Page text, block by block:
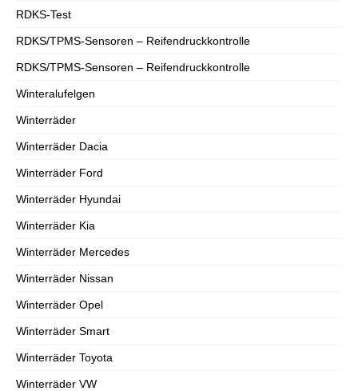
RDKS-Test
RDKS/TPMS-Sensoren – Reifendruckkontrolle
RDKS/TPMS-Sensoren – Reifendruckkontrolle
Winteralufelgen
Winterräder
Winterräder Dacia
Winterräder Ford
Winterräder Hyundai
Winterräder Kia
Winterräder Mercedes
Winterräder Nissan
Winterräder Opel
Winterräder Smart
Winterräder Toyota
Winterräder VW